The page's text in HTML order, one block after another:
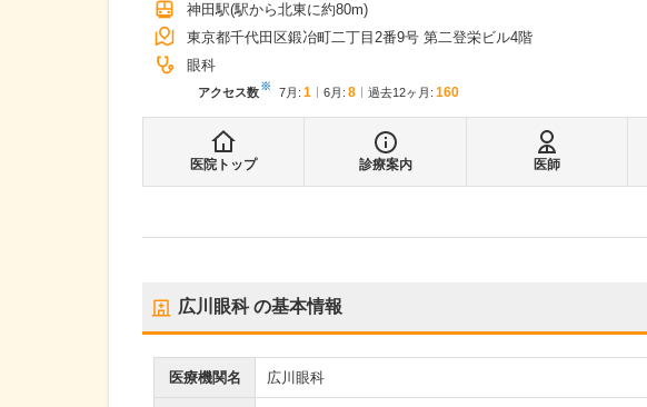
神田駅(駅から北東に約80m)
東京都千代田区鍛冶町二丁目2番9号 第二登栄ビル4階
眼科
アクセス数※ 7月 : 1 6月 : 8 過去12ヶ月: 160
医院トップ 診療案内 医師
広川眼科の基本情報
医療機関名 広川眼科